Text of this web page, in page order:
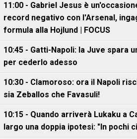
11:00 - Gabriel Jesus è
record negativo con l'Arsenal,
formula alla Hojlund | FOCUS
10:45 - Gatti-Napoli: la Juve spara
per cederlo adesso
10:30 - Clamoroso: ora il Napoli
sia Zeballos che Favasuli!
10:15 - Quando arriverà Lukaku a
largo una doppia ipotesi: "In pochi